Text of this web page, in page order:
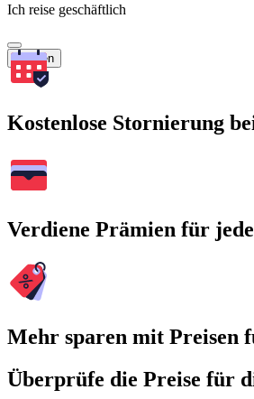
Ich reise geschäftlich
Suchen
Kostenlose Stornierung
Verdiene Prämien für
Mehr sparen mit Preisen
Überprüfe die Preise für